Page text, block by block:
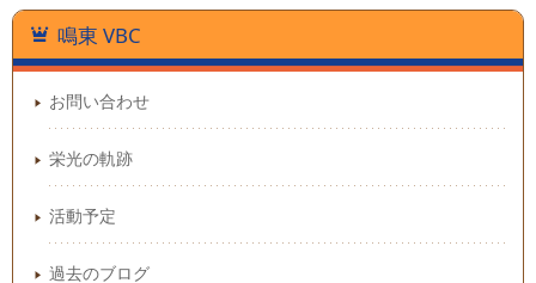
鳴東 VBC
お問い合わせ
栄光の軌跡
活動予定
過去のブログ